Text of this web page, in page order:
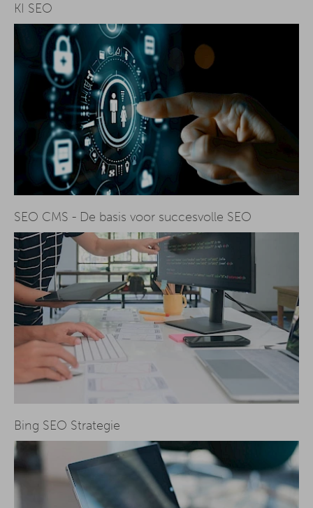
KI SEO
SEO CMS - De basis voor succesvolle SEO
Bing SEO Strategie